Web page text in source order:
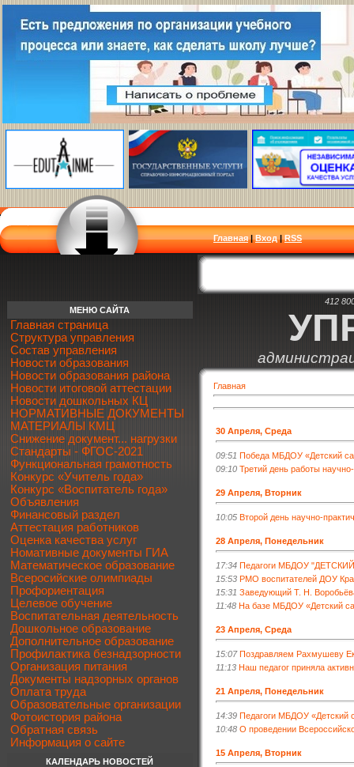
Главная |Вход|RSS
412
Главная
30 Апреля, Среда
09:51 Победа МБДОУ «Детский
09:10 Третий день работы
29 Апреля, Вторник
10:05 Второй день научно-
28 Апреля, Понедельник
17:34 Педагоги МБДОУ "ДЕТСКИЙ
15:53 РМО воспитателей ДОУ
15:31 Заведующий Т. Н.
11:48 На базе МБДОУ «Детский
23 Апреля, Среда
15:07 Поздравляем Рахмушеву
11:13 Наш педагог приняла
21 Апреля, Понедельник
14:39 Педагоги МБДОУ «Детский
10:48 О проведении
15 Апреля, Вторник
МЕНЮ САЙТА
Главная страница
Структура управления
Состав управления
Новости образования
Новости образования района
Новости итоговой аттестации
Новости дошкольных КЦ
НОРМАТИВНЫЕ ДОКУМЕНТЫ
МАТЕРИАЛЫ КМЦ
Снижение документ... нагрузки
Стандарты - ФГОС-2021
Функциональная грамотность
Конкурс «Учитель года»
Конкурс «Воспитатель года»
Объявления
Финансовый раздел
Аттестация работников
Оценка качества услуг
Номативные документы ГИА
Математическое образование
Всеросийские олимпиады
Профориентация
Целевое обучение
Воспитательная деятельность
Дошкольное образование
Дополнительное образование
Профилактика безнадзорности
Организация питания
Документы надзорных органов
Оплата труда
Образовательные организации
Фотоистория района
Обратная связь
Информация о сайте
КАЛЕНДАРЬ НОВОСТЕЙ